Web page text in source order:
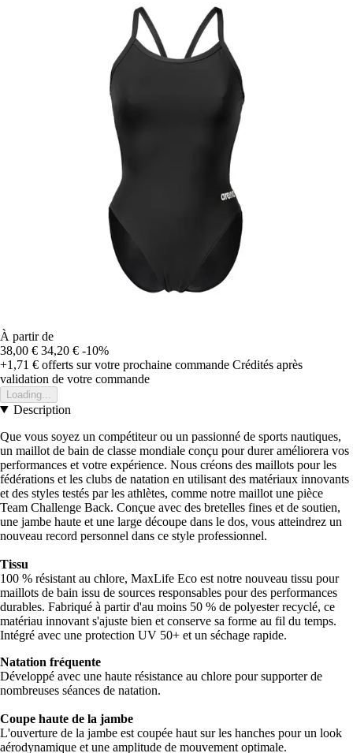
À partir de
38,00 € 34,20 € -10%
+1,71 € offerts sur votre prochaine commande Crédités après
validation de votre commande
Loading...
Description
Que vous soyez un compétiteur ou un passionné de sports nautiques,
un maillot de bain de classe mondiale conçu pour durer améliorera vos
performances et votre expérience. Nous créons des maillots pour les
fédérations et les clubs de natation en utilisant des matériaux innovants
et des styles testés par les athlètes, comme notre maillot une pièce
Team Challenge Back. Conçue avec des bretelles fines et de soutien,
une jambe haute et une large découpe dans le dos, vous atteindrez un
nouveau record personnel dans ce style professionnel.
Tissu
100 % résistant au chlore, MaxLife Eco est notre nouveau tissu pour
maillots de bain issu de sources responsables pour des performances
durables. Fabriqué à partir d'au moins 50 % de polyester recyclé, ce
matériau innovant s'ajuste bien et conserve sa forme au fil du temps.
Intégré avec une protection UV 50+ et un séchage rapide.
Natation fréquente
Développé avec une haute résistance au chlore pour supporter de
nombreuses séances de natation.
Coupe haute de la jambe
L'ouverture de la jambe est coupée haut sur les hanches pour un look
aérodynamique et une amplitude de mouvement optimale.